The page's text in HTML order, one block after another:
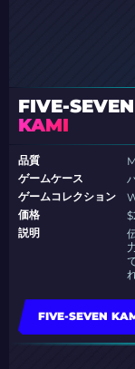
FIVE-SEVEN
KAMI
品質
ゲームケース
ゲームコレクション
価格
説明
FIVE-SEVEN